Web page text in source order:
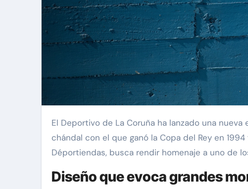
El Deportivo de La Coruña ha lanzado una nueva equipación inspirada en una de las prendas más emblemáticas de Arsenio Iglesias, el icónico
chándal con el que ganó la Copa del Rey en
Déportiendas, busca rendir homenaje a uno de
Diseño que evoca grandes